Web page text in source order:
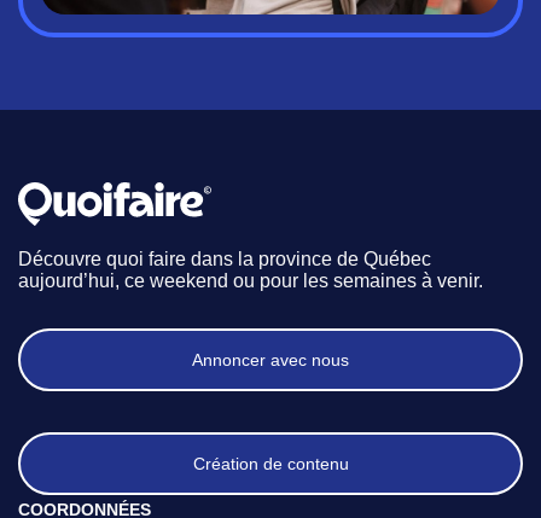
Découvre quoi faire dans la province de Québec
aujourd’hui, ce weekend ou pour les semaines à venir.
Annoncer avec nous
Création de contenu
COORDONNÉES